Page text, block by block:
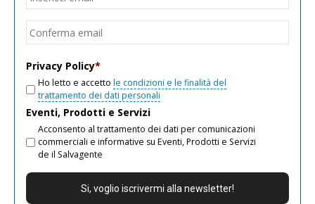
Privacy Policy*
Ho letto e accetto le condizioni e le finalità del
trattamento dei dati personali
Eventi, Prodotti e Servizi
Acconsento al trattamento dei dati per comunicazioni
commerciali e informative su Eventi, Prodotti e Servizi
de il Salvagente